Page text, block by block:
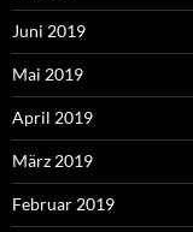
Juni 2019
Mai 2019
April 2019
März 2019
Februar 2019